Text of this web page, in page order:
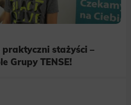
praktyczni stażyści –
Grupy TENSE!